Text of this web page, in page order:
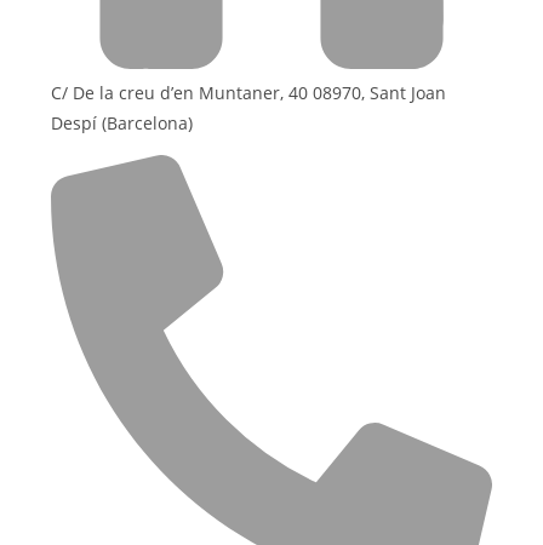
C/ De la creu d’en Muntaner, 40 08970, Sant Joan
Despí (Barcelona)